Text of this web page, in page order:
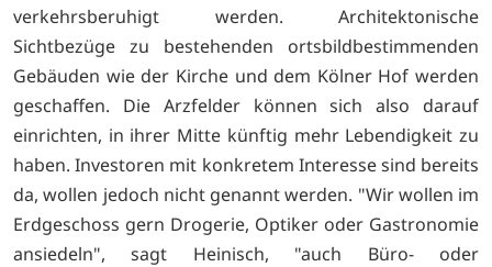
verkehrsberuhigt werden. Architektonische
Sichtbezüge zu bestehenden ortsbildbestimmenden
Gebäuden wie der Kirche und dem Kölner Hof werden
geschaffen. Die Arzfelder können sich also darauf
einrichten, in ihrer Mitte künftig mehr Lebendigkeit zu
haben. Investoren mit konkretem Interesse sind bereits
da, wollen jedoch nicht genannt werden. "Wir wollen im
Erdgeschoss gern Drogerie, Optiker oder Gastronomie
ansiedeln", sagt Heinisch, "auch Büro- oder